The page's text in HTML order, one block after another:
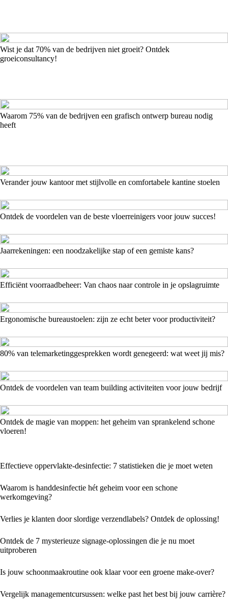
Wist je dat 70% van de bedrijven niet groeit? Ontdek
groeiconsultancy!
Waarom 75% van de bedrijven een grafisch ontwerp bureau nodig
heeft
Verander jouw kantoor met stijlvolle en comfortabele kantine stoelen
Ontdek de voordelen van de beste vloerreinigers voor jouw succes!
Jaarrekeningen: een noodzakelijke stap of een gemiste kans?
Efficiënt voorraadbeheer: Van chaos naar controle in je opslagruimte
Ergonomische bureaustoelen: zijn ze echt beter voor productiviteit?
80% van telemarketinggesprekken wordt genegeerd: wat weet jij mis?
Ontdek de voordelen van team building activiteiten voor jouw bedrijf
Ontdek de magie van moppen: het geheim van sprankelend schone
vloeren!
Effectieve oppervlakte-desinfectie: 7 statistieken die je moet weten
Waarom is handdesinfectie hét geheim voor een schone
werkomgeving?
Verlies je klanten door slordige verzendlabels? Ontdek de oplossing!
Ontdek de 7 mysterieuze signage-oplossingen die je nu moet
uitproberen
Is jouw schoonmaakroutine ook klaar voor een groene make-over?
Vergelijk managementcursussen: welke past het best bij jouw carrière?